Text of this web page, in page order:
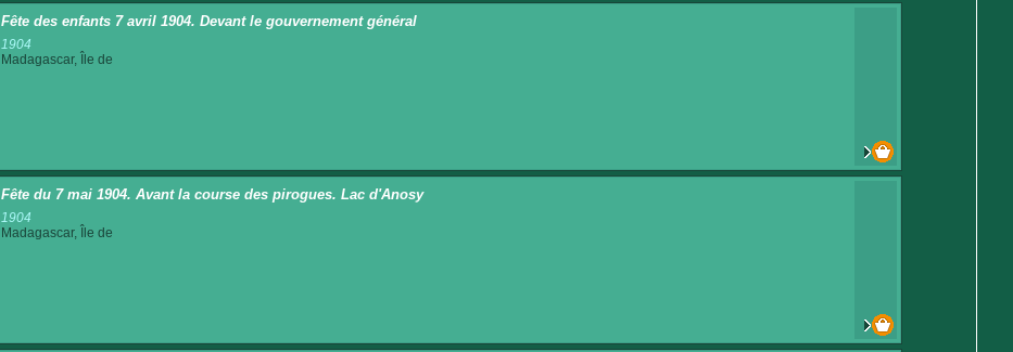
Fête des enfants 7 avril 1904. Devant le gouvernement général
1904
Madagascar, Île de
Fête du 7 mai 1904. Avant la course des pirogues. Lac d'Anosy
1904
Madagascar, Île de